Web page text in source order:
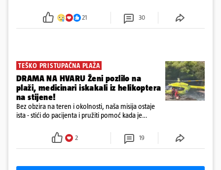
tamošnji liječnici ne vjeruju u oporavak: 'Imamo
21 30
TEŠKO PRISTUPAČNA PLAŽA
DRAMA NA HVARU Ženi pozlilo na
plaži, medicinari iskakali iz helikoptera
na stijene!
Bez obzira na teren i okolnosti, naša misija ostaje
ista - stići do pacijenta i pružiti pomoć kada je
2 19